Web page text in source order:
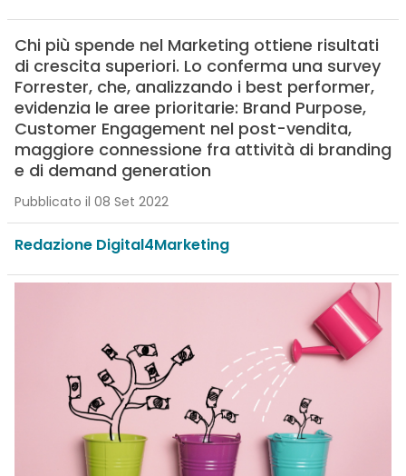
Chi più spende nel Marketing ottiene risultati
di crescita superiori. Lo conferma una survey
Forrester, che, analizzando i best performer,
evidenzia le aree prioritarie: Brand Purpose,
Customer Engagement nel post-vendita,
maggiore connessione fra attività di branding
e di demand generation
Pubblicato il 08 Set 2022
Redazione Digital4Marketing